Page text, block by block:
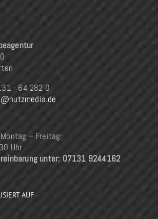
- 64 282 0
Montag – Freitag:
Uhr
unter: 07131 9244162
AUF